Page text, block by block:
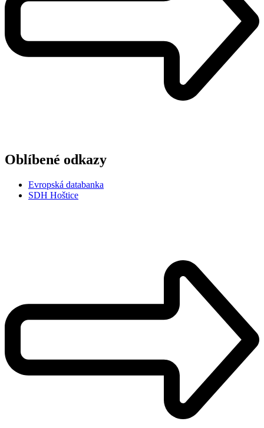
Oblíbené odkazy
Evropská databanka
SDH Hoštice